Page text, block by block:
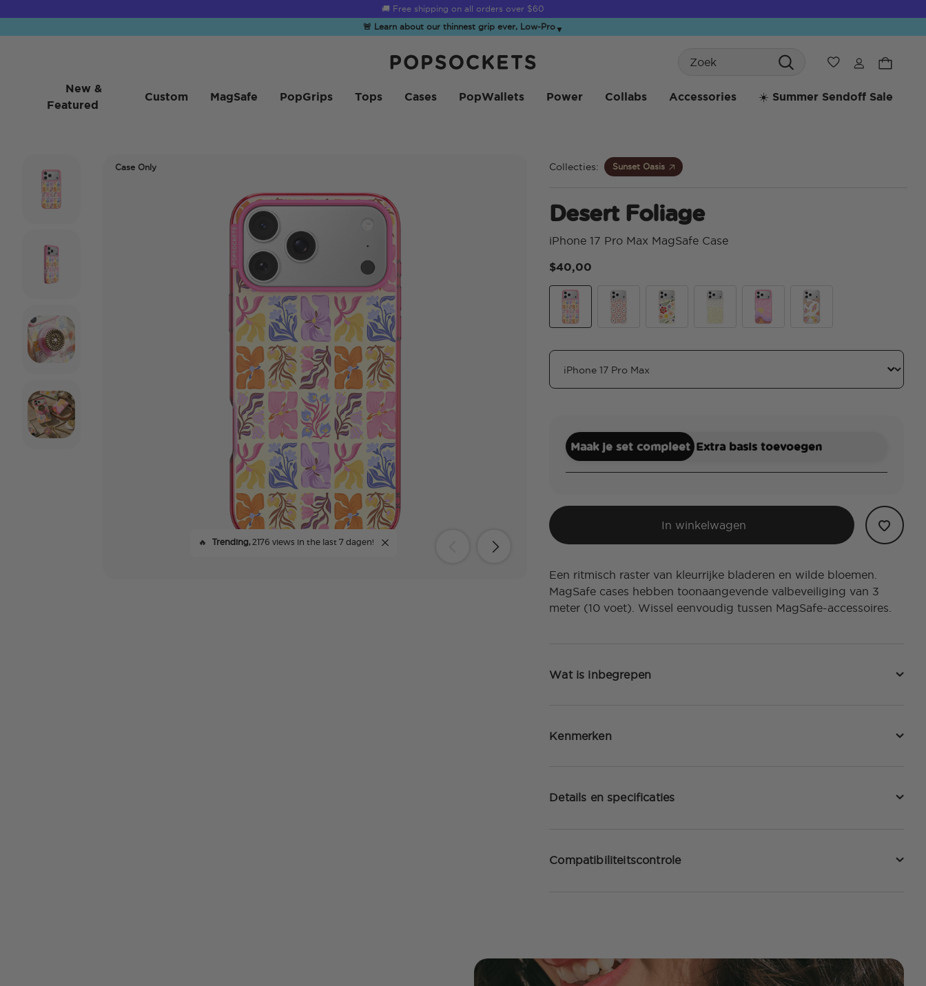
Summer Sendoff Sale is on 🚨 Up to 60% off
🚨 Learn about our thinnest grip ever, Low-Pro▼
Verlanglijst
New &
Featured
Custom MagSafe PopGrips Tops Cases PopWallets Power Collabs Accessories ☀️ Summer Sendoff Sale
Case Only
🔥 Trending,2176 views in the last 7 dagen!
Collecties: Sunset Oasis
Desert Foliage
iPhone 17 Pro Max MagSafe Case
$40,00
Maak je set compleet Extra basis toevoegen
In winkelwagen
Een ritmisch raster van kleurrijke bladeren en wilde bloemen.
MagSafe cases hebben toonaangevende valbeveiliging van 3
meter (10 voet). Wissel eenvoudig tussen MagSafe-accessoires.
Wat is inbegrepen
Kenmerken
Details en specificaties
Compatibiliteitscontrole